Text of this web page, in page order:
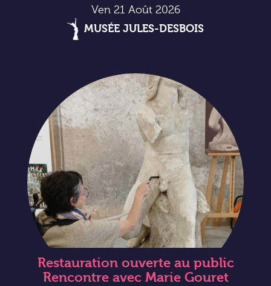
Ven 21 Août 2026
MUSÉE JULES-DESBOIS
Restauration ouverte au public
Rencontre avec Marie Gouret